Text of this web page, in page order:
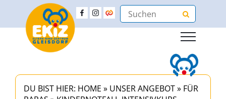
DU BIST HIER: HOME » UNSER ANGEBOT» FÜR